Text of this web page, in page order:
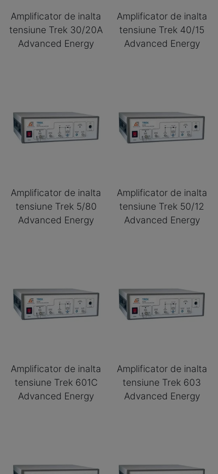
Amplificator de inalta
tensiune Trek 30/20A
Advanced Energy
Amplificator de inalta
tensiune Trek 40/15
Advanced Energy
Amplificator de inalta
tensiune Trek 5/80
Advanced Energy
Amplificator de inalta
tensiune Trek 50/12
Advanced Energy
Amplificator de inalta
tensiune Trek 601C
Advanced Energy
Amplificator de inalta
tensiune Trek 603
Advanced Energy